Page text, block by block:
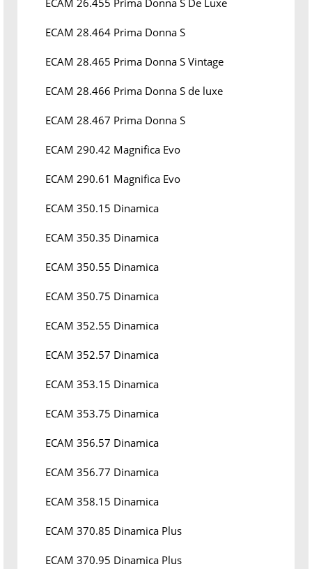
ECAM 26.455 Prima Donna S De Luxe
ECAM 28.464 Prima Donna S
ECAM 28.465 Prima Donna S Vintage
ECAM 28.466 Prima Donna S de luxe
ECAM 28.467 Prima Donna S
ECAM 290.42 Magnifica Evo
ECAM 290.61 Magnifica Evo
ECAM 350.15 Dinamica
ECAM 350.35 Dinamica
ECAM 350.55 Dinamica
ECAM 350.75 Dinamica
ECAM 352.55 Dinamica
ECAM 352.57 Dinamica
ECAM 353.15 Dinamica
ECAM 353.75 Dinamica
ECAM 356.57 Dinamica
ECAM 356.77 Dinamica
ECAM 358.15 Dinamica
ECAM 370.85 Dinamica Plus
ECAM 370.95 Dinamica Plus